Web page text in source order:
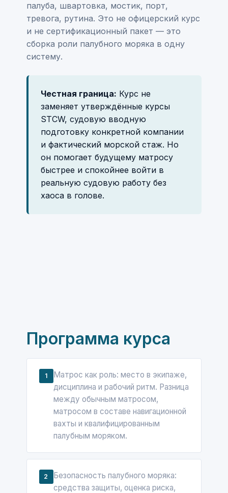
палуба, швартовка, мостик, порт,
тревога, рутина. Это не офицерский курс
и не сертификационный пакет — это
сборка роли палубного моряка в одну
систему.
Честная граница: Курс не
заменяет утверждённые курсы
STCW, судовую вводную
подготовку конкретной компании
и фактический морской стаж. Но
он помогает будущему матросу
быстрее и спокойнее войти в
реальную судовую работу без
хаоса в голове.
Программа курса
1
Матрос как роль: место в экипаже,
дисциплина и рабочий ритм. Разница
между обычным матросом,
матросом в составе навигационной
вахты и квалифицированным
палубным моряком.
2
Безопасность палубного моряка:
средства защиты, оценка риска,